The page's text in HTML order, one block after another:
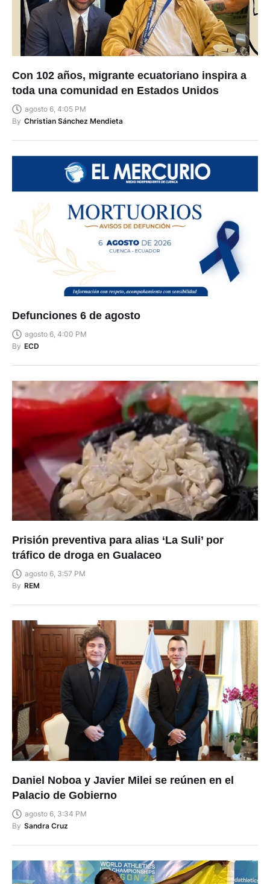
Con 102 años, migrante ecuatoriano inspira a
toda una comunidad en Estados Unidos
agosto 6, 4:05 PM
By Christian Sánchez Mendieta
Defunciones 6 de agosto
agosto 6, 4:00 PM
By ECD
Prisión preventiva para alias ‘La Suli’ por
tráfico de droga en Gualaceo
agosto 6, 3:57 PM
By REM
Daniel Noboa y Javier Milei se reúnen en el
Palacio de Gobierno
agosto 6, 3:34 PM
By Sandra Cruz